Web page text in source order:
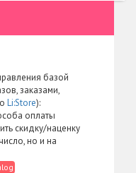
базой
заказами,
Li:Store):
оплаты
скидку/наценку
но и на